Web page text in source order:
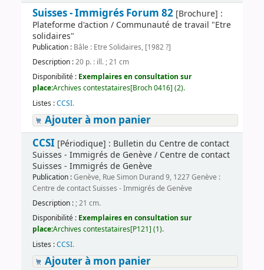
Suisses - Immigrés Forum 82[Brochure] :
Plateforme d'action / Communauté de travail "Etre
solidaires"
Publication : Bâle : Etre Solidaires, [1982 ?]
Description :20 p. : ill. ; 21 cm
Disponibilité : Exemplaires en consultation sur
place:Archives contestataires[Broch 0416] (2).
Listes :CCSI.
Ajouter à mon panier
CCSI [Périodique] : Bulletin du Centre de contact
Suisses - Immigrés de Genève / Centre de contact
Suisses - Immigrés de Genève
Publication :Genève, Rue Simon Durand 9, 1227 Genève :
Centre de contact Suisses - Immigrés de Genève
Description :; 21 cm.
Disponibilité : Exemplaires en consultation sur
place:Archives contestataires[P121] (1).
Listes :CCSI.
Ajouter à mon panier